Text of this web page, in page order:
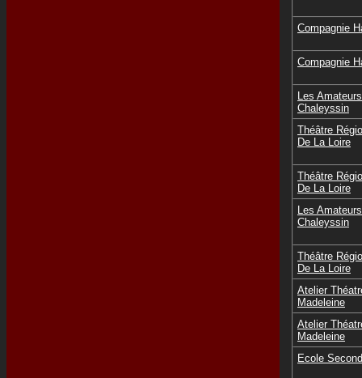
Compagnie
Compagnie
Les
Chaleyssin
Théâtre
De La Loire
Théâtre
De La Loire
Les
Chaleyssin
Théâtre
De La Loire
Atelier
Madeleine
Atelier
Madeleine
Ecole